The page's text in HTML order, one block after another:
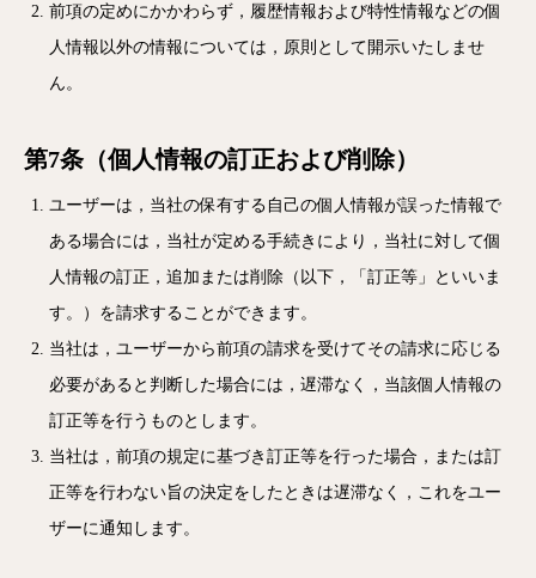
前項の定めにかかわらず，履歴情報および特性情報などの個
人情報以外の情報については，原則として開示いたしませ
ん。
第7条（個人情報の訂正および削除）
ユーザーは，当社の保有する自己の個人情報が誤った情報で
ある場合には，当社が定める手続きにより，当社に対して個
人情報の訂正，追加または削除（以下，「訂正等」といいま
す。）を請求することができます。
当社は，ユーザーから前項の請求を受けてその請求に応じる
必要があると判断した場合には，遅滞なく，当該個人情報の
訂正等を行うものとします。
当社は，前項の規定に基づき訂正等を行った場合，または訂
正等を行わない旨の決定をしたときは遅滞なく，これをユー
ザーに通知します。